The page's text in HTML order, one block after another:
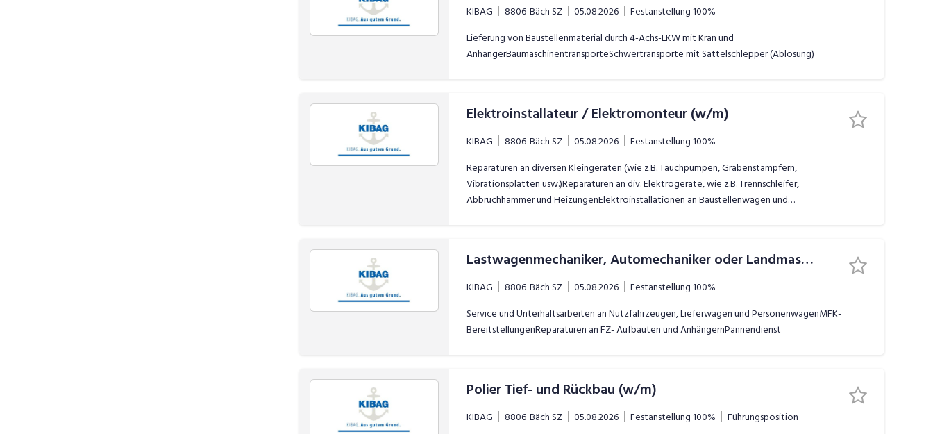
KIBAG 8806 Bäch SZ 05.08.2026 Festanstellung100%
Lieferung von Baustellenmaterial durch 4-Achs-LKW mit Kran und
AnhängerBaumaschinentransporteSchwertransporte mit Sattelschlepper (Ablösung)
Elektroinstallateur / Elektromonteur (w/m)
KIBAG 8806 Bäch SZ 05.08.2026 Festanstellung100%
Reparaturen an diversen Kleingeräten (wie z.B. Tauchpumpen, Grabenstampfern,
Vibrationsplatten usw.)Reparaturen an div. Elektrogeräte, wie z.B. Trennschleifer,
Abbruchhammer und HeizungenElektroinstallationen an Baustellenwagen und
Lastwagenmechaniker, Automechaniker oder Landmaschinenmechaniker (w/m)
KIBAG 8806 Bäch SZ 05.08.2026 Festanstellung100%
Service und Unterhaltsarbeiten an Nutzfahrzeugen, Lieferwagen und PersonenwagenMFK-
BereitstellungenReparaturen an FZ- Aufbauten und AnhängernPannendienst
Polier Tief- und Rückbau (w/m)
KIBAG 8806 Bäch SZ 05.08.2026 Festanstellung100%
Führungsposition